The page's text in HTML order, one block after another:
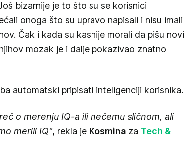
bizarnije je to što su se korisnici
onoga što su upravo napisali i nisu imali
Čak i kada su kasnije morali da pišu novi
mozak je i dalje pokazivao znatno
automatski pripisati inteligenciji korisnika.
o merenju IQ-a ili nečemu sličnom, ali
merili IQ", rekla je Kosmina za Tech &